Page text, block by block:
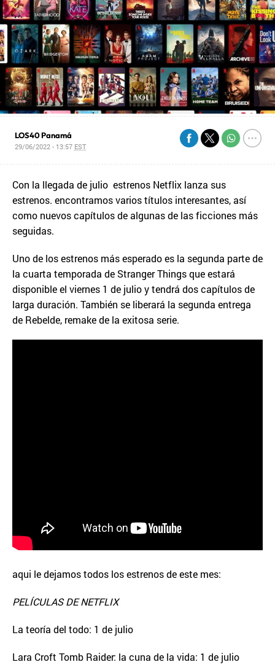
LOS40 Panamá
29/06/2022 - 13:57 EST
Con la llegada de julio estrenos Netflix lanza sus
estrenos. encontramos varios títulos interesantes, así
como nuevos capítulos de algunas de las ficciones más
seguidas.
Uno de los estrenos más esperado es la segunda parte de
la cuarta temporada de Stranger Things que estará
disponible el viernes 1 de julio y tendrá dos capítulos de
larga duración. También se liberará la segunda entrega
de Rebelde, remake de la exitosa serie.
aqui le dejamos todos los estrenos de este mes:
PELÍCULAS DE NETFLIX
La teoría del todo: 1 de julio
Lara Croft Tomb Raider: la cuna de la vida: 1 de julio